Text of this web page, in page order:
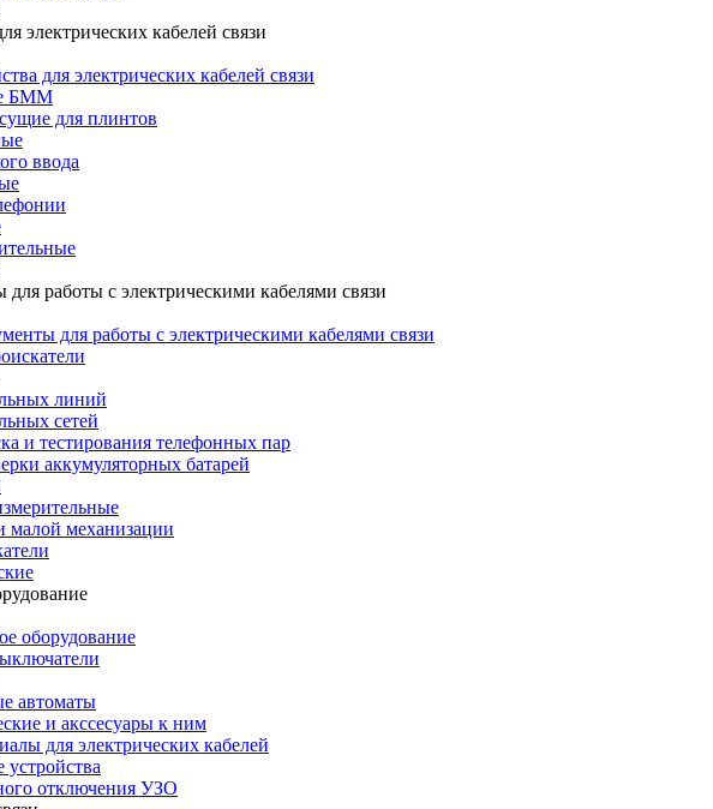
электрических кабелей связи
для электрических кабелей связи
БММ
для плинтов
ввода
работы с электрическими кабелями связи
для работы с электрическими кабелями связи
линий
сетей
и тестирования телефонных пар
аккумуляторных батарей
малой механизации
оборудование
автоматы
и акссесуары к ним
для электрических кабелей
отключения УЗО